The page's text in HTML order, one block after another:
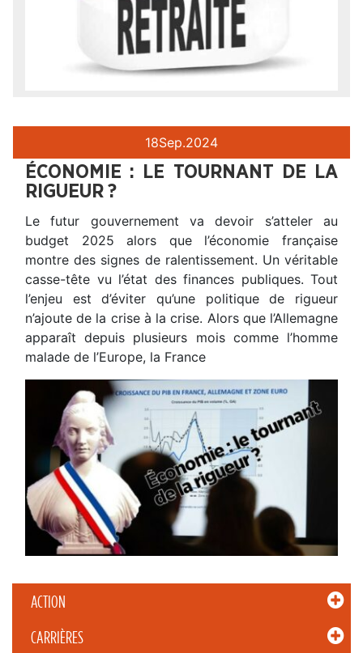
ACTION
CARRIÈRES
18Sep.2024
ÉCONOMIE : LE TOURNANT DE LA
RIGUEUR ?
Le futur gouvernement va devoir s’atteler au
budget 2025 alors que l’économie française
montre des signes de ralentissement. Un véritable
casse-tête vu l’état des finances publiques. Tout
l’enjeu est d’éviter qu’une politique de rigueur
n’ajoute de la crise à la crise. Alors que l’Allemagne
apparaît depuis plusieurs mois comme l’homme
malade de l’Europe, la France